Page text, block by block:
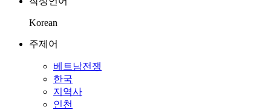
Korean
주제어
베트남전쟁
한국
지역사
인천